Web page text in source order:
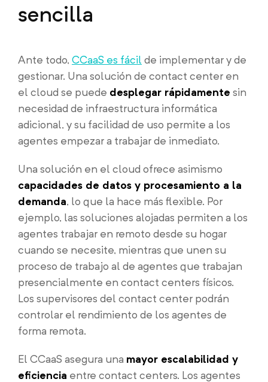
sencilla
Ante todo, CCaaS es fácil de implementar y de
gestionar. Una solución de contact center en
el cloud se puede desplegar rápidamente sin
necesidad de infraestructura informática
adicional, y su facilidad de uso permite a los
agentes empezar a trabajar de inmediato.
Una solución en el cloud ofrece asimismo
capacidades de datos y procesamiento a la
demanda, lo que la hace más flexible. Por
ejemplo, las soluciones alojadas permiten a los
agentes trabajar en remoto desde su hogar
cuando se necesite, mientras que unen su
proceso de trabajo al de agentes que trabajan
presencialmente en contact centers físicos.
Los supervisores del contact center podrán
controlar el rendimiento de los agentes de
forma remota.
El CCaaS asegura una mayor escalabilidad y
eficiencia entre contact centers. Los agentes